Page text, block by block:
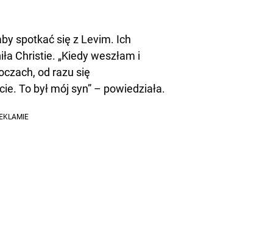
spotkać się z Levim. Ich
Christie. „Kiedy weszłam i
od razu się
To był mój syn” – powiedziała.